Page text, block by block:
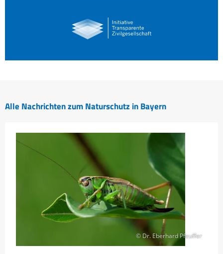
Alle Nachrichten zum Naturschutz in Bayern
© Dr. Eberhard Pfeuffer